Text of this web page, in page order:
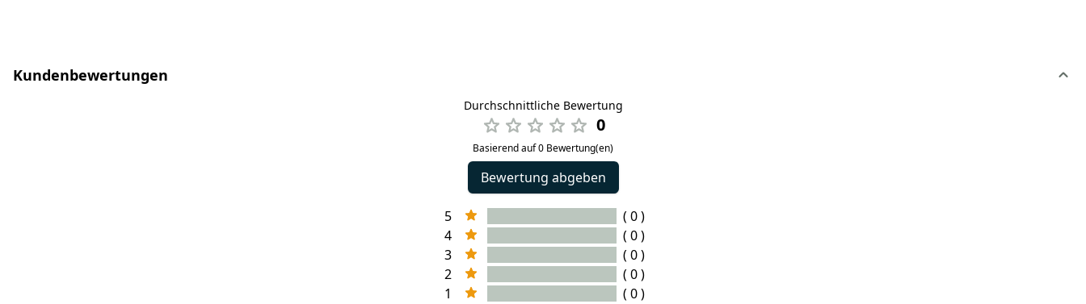
Kundenbewertungen
Durchschnittliche Bewertung
0
Basierend auf 0 Bewertung(en)
Bewertung abgeben
5
( 0 )
4
( 0 )
3
( 0 )
2
( 0 )
1
( 0 )